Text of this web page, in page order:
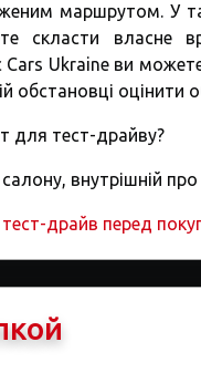
маршрутом. У
скласти власне
Ukraine ви
обстановці оцінити
для тест-драйву?
внутрішній про
драйв перед